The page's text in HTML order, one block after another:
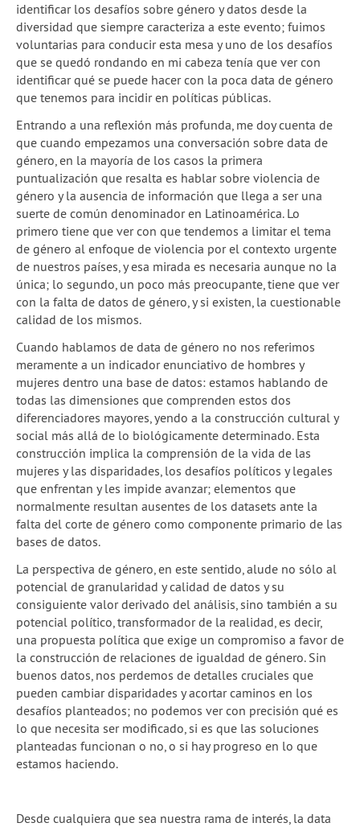
identificar los desafíos sobre género y datos desde la
diversidad que siempre caracteriza a este evento; fuimos
voluntarias para conducir esta mesa y uno de los desafíos
que se quedó rondando en mi cabeza tenía que ver con
identificar qué se puede hacer con la poca data de género
que tenemos para incidir en políticas públicas.
Entrando a una reflexión más profunda, me doy cuenta de
que cuando empezamos una conversación sobre data de
género, en la mayoría de los casos la primera
puntualización que resalta es hablar sobre violencia de
género y la ausencia de información que llega a ser una
suerte de común denominador en Latinoamérica. Lo
primero tiene que ver con que tendemos a limitar el tema
de género al enfoque de violencia por el contexto urgente
de nuestros países, y esa mirada es necesaria aunque no la
única; lo segundo, un poco más preocupante, tiene que ver
con la falta de datos de género, y si existen, la cuestionable
calidad de los mismos.
Cuando hablamos de data de género no nos referimos
meramente a un indicador enunciativo de hombres y
mujeres dentro una base de datos: estamos hablando de
todas las dimensiones que comprenden estos dos
diferenciadores mayores, yendo a la construcción cultural y
social más allá de lo biológicamente determinado. Esta
construcción implica la comprensión de la vida de las
mujeres y las disparidades, los desafíos políticos y legales
que enfrentan y les impide avanzar; elementos que
normalmente resultan ausentes de los datasets ante la
falta del corte de género como componente primario de las
bases de datos.
La perspectiva de género, en este sentido, alude no sólo al
potencial de granularidad y calidad de datos y su
consiguiente valor derivado del análisis, sino también a su
potencial político, transformador de la realidad, es decir,
una propuesta política que exige un compromiso a favor de
la construcción de relaciones de igualdad de género. Sin
buenos datos, nos perdemos de detalles cruciales que
pueden cambiar disparidades y acortar caminos en los
desafíos planteados; no podemos ver con precisión qué es
lo que necesita ser modificado, si es que las soluciones
planteadas funcionan o no, o si hay progreso en lo que
estamos haciendo.
Desde cualquiera que sea nuestra rama de interés, la data